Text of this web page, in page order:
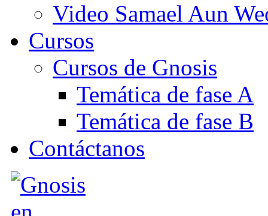
Video Samael Aun
Cursos
Cursos de Gnosis
Temática de fase A
Temática de fase B
Contáctanos